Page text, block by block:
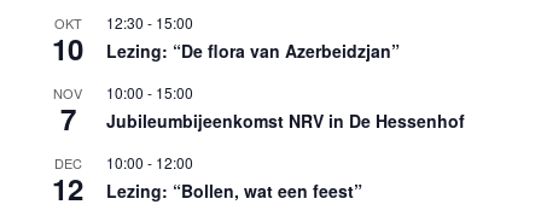
OKT
10
12:30 - 15:00
Lezing: “De flora van Azerbeidzjan”
NOV
7
10:00 - 15:00
Jubileumbijeenkomst NRV in De Hessenhof
DEC
12
10:00 - 12:00
Lezing: “Bollen, wat een feest”